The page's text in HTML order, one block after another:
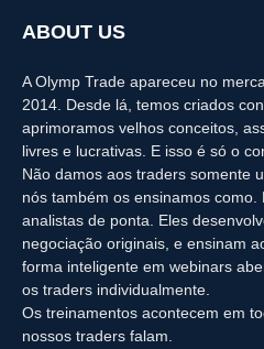
ABOUT US
A Olymp Trade apareceu no
2014. Desde lá, temos criados
aprimoramos velhos conceitos,
livres e lucrativas. E isso é só o
Não damos aos traders somente
nós também os ensinamos como.
analistas de ponta. Eles
negociação originais, e ensinam
forma inteligente em webinars
os traders individualmente.
Os treinamentos acontecem em
nossos traders falam.